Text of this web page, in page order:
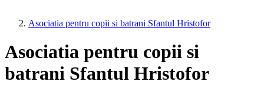
Asociatia pentru copii si batrani Sfantul Hristofor
Asociatia pentru copii si
batrani Sfantul Hristofor